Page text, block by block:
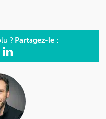
? Partagez-le :